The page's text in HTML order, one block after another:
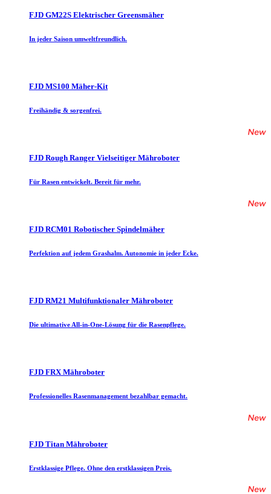
FJD GM22S Elektrischer Greensmäher
In jeder Saison umweltfreundlich.
FJD MS100 Mäher-Kit
Freihändig & sorgenfrei.
FJD Rough Ranger Vielseitiger Mähroboter
Für Rasen entwickelt. Bereit für mehr.
FJD RCM01 Robotischer Spindelmäher
Perfektion auf jedem Grashalm. Autonomie in jeder Ecke.
FJD RM21 Multifunktionaler Mähroboter
Die ultimative All-in-One-Lösung für die Rasenpflege.
FJD FRX Mähroboter
Professionelles Rasenmanagement bezahlbar gemacht.
FJD Titan Mähroboter
Erstklassige Pflege. Ohne den erstklassigen Preis.